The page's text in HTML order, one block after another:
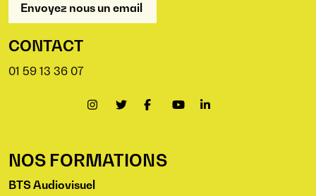
Envoyez nous un email
CONTACT
01 59 13 36 07
NOS FORMATIONS
BTS Audiovisuel